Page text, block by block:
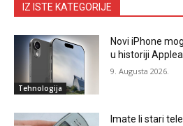
IZ ISTE KATEGORIJE
Tehnologija
Novi iPhone
u historiji Applea
9. Augusta 2026.
Imate li stari